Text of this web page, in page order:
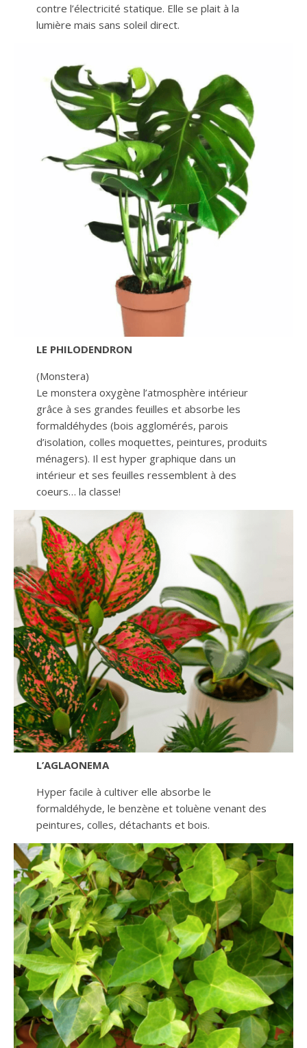
contre l’électricité statique. Elle se plait à la
lumière mais sans soleil direct.
LE PHILODENDRON
(Monstera)
Le monstera oxygène l’atmosphère intérieur
grâce à ses grandes feuilles et absorbe les
formaldéhydes (bois agglomérés, parois
d’isolation, colles moquettes, peintures, produits
ménagers). Il est hyper graphique dans un
intérieur et ses feuilles ressemblent à des
coeurs… la classe!
L’AGLAONEMA
Hyper facile à cultiver elle absorbe le
formaldéhyde, le benzène et toluène venant des
peintures, colles, détachants et bois.